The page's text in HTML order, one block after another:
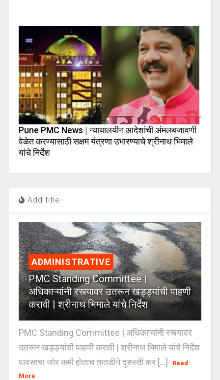
Pune PMC News | न्यायालयीन आदेशांची अंमलबजावणी
वेळेत करण्यासाठी सक्षम यंत्रणा उभारण्याचे श्रीनाथ भिमाले
यांचे निर्देश
Add title
ADMINISTRATIVE
PMC Standing Committee |
अधिकाऱ्यांनी रस्त्यावर उतरून खड्ड्यांची पाहणी
करावी | श्रीनाथ भिमाले यांचे निर्देश
PMC Standing Committee | अधिकाऱ्यांनी रस्त्यावर
उतरून खड्ड्यांची पाहणी करावी | श्रीनाथ भिमाले यांचे निर्देश
पावसाचा जोर कमी होताच तातडीने दुरुस्ती कर [...]
Read
More